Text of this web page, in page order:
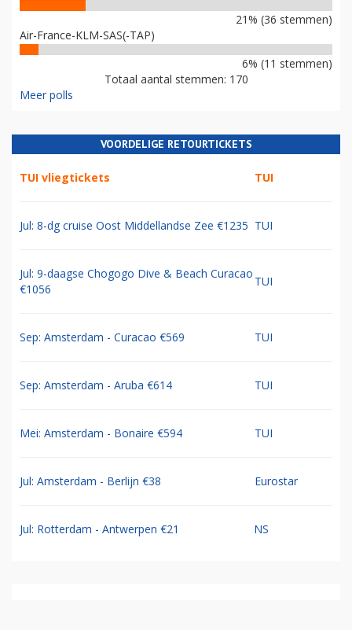
21% (36 stemmen)
Air-France-KLM-SAS(-TAP)
6% (11 stemmen)
Totaal aantal stemmen: 170
Meer polls
VOORDELIGE RETOURTICKETS
TUI vliegtickets TUI
Jul: 8-dg cruise Oost Middellandse Zee €1235 TUI
Jul: 9-daagse Chogogo Dive & Beach Curacao
€1056
TUI
Sep: Amsterdam - Curacao €569 TUI
Sep: Amsterdam - Aruba €614 TUI
Mei: Amsterdam - Bonaire €594 TUI
Jul: Amsterdam - Berlijn €38 Eurostar
Jul: Rotterdam - Antwerpen €21 NS